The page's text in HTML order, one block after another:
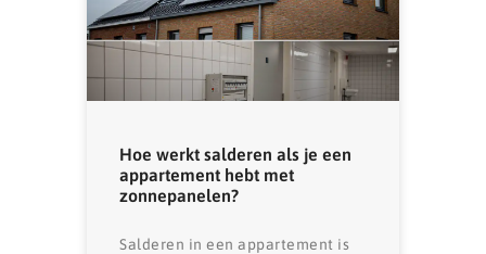
Hoe werkt salderen als je een
appartement hebt met
zonnepanelen?
Salderen in een appartement is